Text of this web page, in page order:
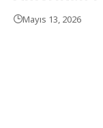
Mayıs 13, 2026